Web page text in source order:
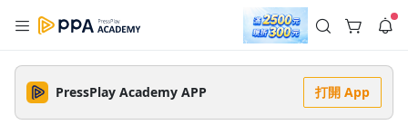
註冊領取 上千元優惠券！
公告
🌞 PPA 避暑津貼．冷氣房升級｜期間快閃活動
PressPlay Academy APP 打開 App
--:-- --:--